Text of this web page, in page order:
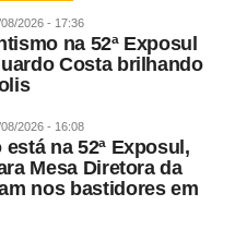
2026 - 17:36
na 52ª Exposul
Costa brilhando
2026 - 16:08
na 52ª Exposul,
Mesa Diretora da
nos bastidores em